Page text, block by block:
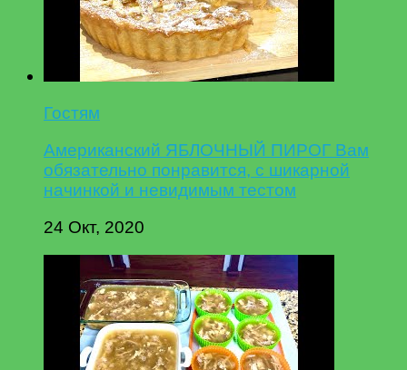
Гостям
Американский ЯБЛОЧНЫЙ ПИРОГ Вам
обязательно понравится, с шикарной
начинкой и невидимым тестом
24 Окт, 2020